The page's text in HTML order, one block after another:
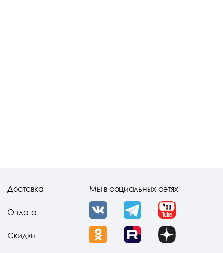
Доставка
Оплата
Скидки
Мы в социальных сетях
VK Telegram YouTube
OK Rutube Dzen